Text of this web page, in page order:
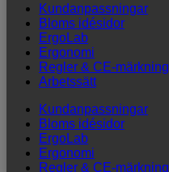
Kundanpassningar
Bloms idésidor
ErgoLab
Ergonomi
Regler & CE-märkning
Arbetssätt
Kundanpassningar
Bloms idésidor
ErgoLab
Ergonomi
Regler & CE-märkning